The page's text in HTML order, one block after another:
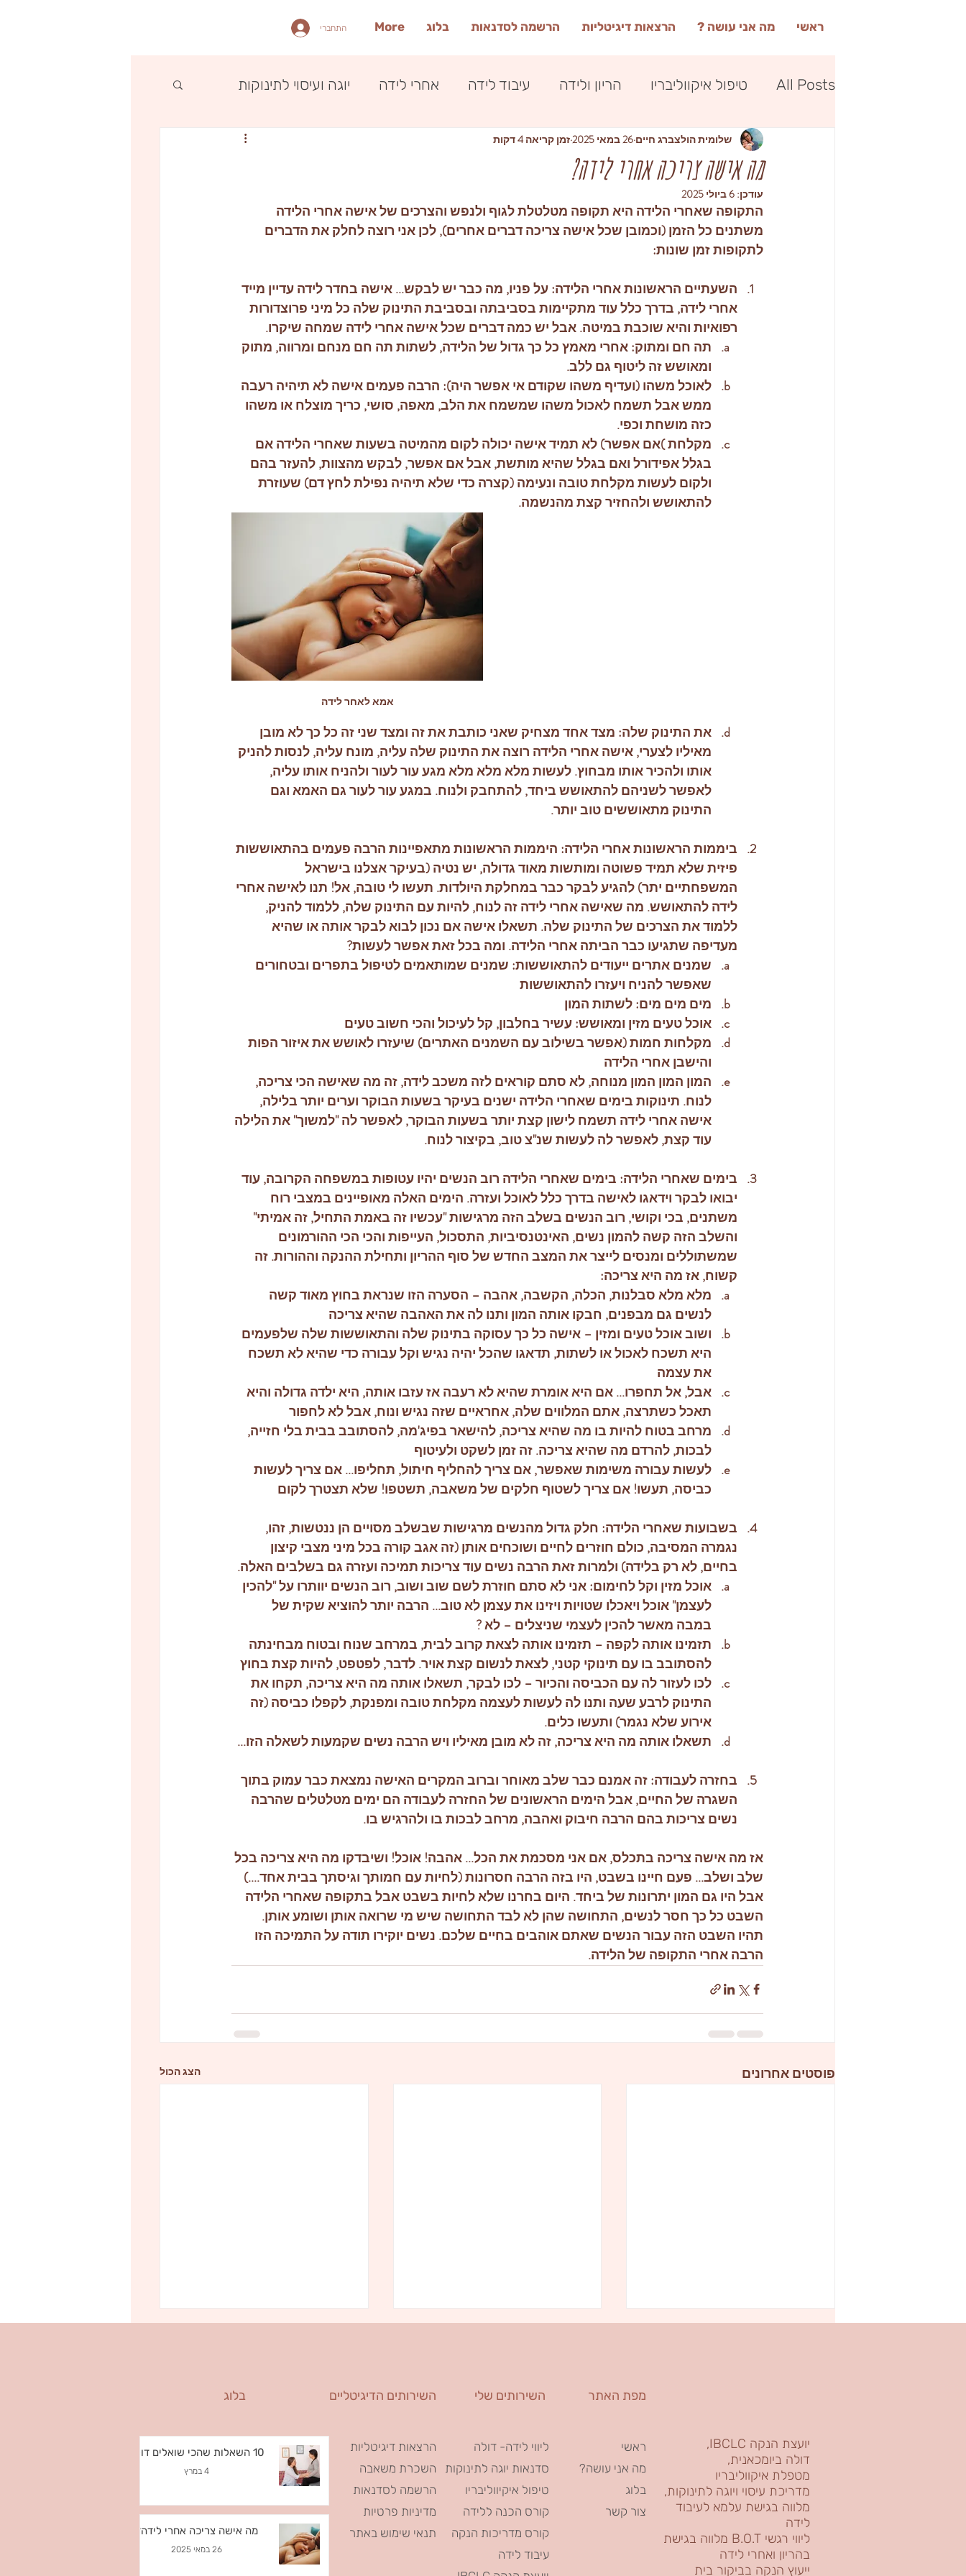
התחברי ראשי מה אני עושה ? הרצאות דיגיטליות הרשמה לסדנאות בלוג More
All Posts טיפול איקווליבריו הריון ולידה עיבוד לידה אחרי לידה יוגה ועיסוי לתינוקות
מה אישה צריכה אחרי לידה?
שלומית הולצברג חיים 26 במאי 2025 זמן קריאה 4 דקות
עודכן: 6 ביולי 2025
התקופה שאחרי הלידה היא תקופה מטלטלת לגוף ולנפש והצרכים של אישה אחרי הלידה
משתנים כל הזמן (וכמובן שכל אישה צריכה דברים אחרים), לכן אני רוצה לחלק את הדברים
לתקופות זמן שונות:
השעתיים הראשונות אחרי הלידה: על פניו, מה כבר יש לבקש... אישה בחדר לידה עדיין מייד
אחרי לידה, בדרך כלל עוד מתקיימות בסביבתה ובסביבת התינוק שלה כל מיני פרוצדורות
רפואיות והיא שוכבת במיטה. אבל יש כמה דברים שכל אישה אחרי לידה שמחה שיקרו.
תה חם ומתוק: אחרי מאמץ כל כך גדול של הלידה, לשתות תה חם מנחם ומרווה, מתוק
ומאושש זה ליטוף גם ללב.
לאוכל משהו (ועדיף משהו שקודם אי אפשר היה): הרבה פעמים אישה לא תיהיה רעבה
ממש אבל תשמח לאכול משהו שמשמח את הלב, מאפה, סושי, כריך מוצלח או משהו
כזה מושחת וכפי.
מקלחת )אם אפשר) לא תמיד אישה יכולה לקום מהמיטה בשעות שאחרי הלידה אם
בגלל אפידורל ואם בגלל שהיא מותשת, אבל אם אפשר, לבקש מהצוות, להעזר בהם
ולקום לעשות מקלחת טובה ונעימה (קצרה כדי שלא תיהיה נפילת לחץ דם) שעוזרת
להתאושש ולהחזיר קצת מהנשמה.
אמא לאחר לידה
את התינוק שלה: מצד אחד מצחיק שאני כותבת את זה ומצד שני זה כל כך לא מובן
מאיליו לצערי, אישה אחרי הלידה רוצה את התינוק שלה עליה, מונח עליה, לנסות להניק
אותו ולהכיר אותו מבחוץ. לעשות מלא מלא מלא מגע עור לעור ולהניח אותו עליה,
לאפשר לשניהם להתאושש ביחד, להתחבק ולנוח. במגע עור לעור גם האמא וגם
התינוק מתאוששים טוב יותר.
ביממות הראשונות אחרי הלידה: היממות הראשונות מתאפיינות הרבה פעמים בהתאוששות
פיזית שלא תמיד פשוטה ומותשות מאוד גדולה, יש נטיה (בעיקר אצלנו בישראל
המשפחתיים יתר) להגיע לבקר כבר במחלקת היולדות. תעשו לי טובה, אל! תנו לאישה אחרי
לידה להתאושש. מה שאישה אחרי לידה זה לנוח, להיות עם התינוק שלה, ללמוד להניק,
ללמוד את הצרכים של התינוק שלה. תשאלו אישה אם נכון לבוא לבקר אותה או שהיא
מעדיפה שתגיעו כבר הביתה אחרי הלידה. ומה בכל זאת אפשר לעשות?
שמנים אתרים ייעודים להתאוששות: שמנים שמותאמים לטיפול בתפרים ובטחורים
שאפשר להניח ויעזרו להתאוששות
מים מים מים: לשתות המון
אוכל טעים מזין ומאושש: עשיר בחלבון, קל לעיכול והכי חשוב טעים
מקלחות חמות (אפשר בשילוב עם השמנים האתרים) שיעזרו לאושש את איזור הפות
והישבן אחרי הלידה
המון המון המון מנוחה, לא סתם קוראים לזה משכב לידה, זה מה שאישה הכי צריכה,
לנוח. תינוקות בימים שאחרי הלידה ישנים בעיקר בשעות הבוקר וערים יותר בלילה,
אישה אחרי לידה תשמח לישון קצת יותר בשעות הבוקר, לאפשר לה "למשוך" את הלילה
עוד קצת, לאפשר לה לעשות שנ"צ טוב, בקיצור לנוח.
בימים שאחרי הלידה: בימים שאחרי הלידה רוב הנשים יהיו עטופות במשפחה הקרובה, עוד
יבואו לבקר וידאגו לאישה בדרך כלל לאוכל ועזרה. הימים האלה מאופיינים במצבי רוח
משתנים, בכי וקושי, רוב הנשים בשלב הזה מרגישות "עכשיו זה באמת התחיל, זה אמיתי"
והשלב הזה קשה להמון נשים, האינטנסיביות, התסכול, העייפות והכי הכי ההורמונים
שמשתוללים ומנסים לייצר את המצב החדש של סוף ההריון ותחילת ההנקה וההורות. זה
קשוח, אז מה היא צריכה:
מלא מלא סבלנות, הכלה, הקשבה, אהבה – הסערה הזו שנראת בחוץ מאוד קשה
לנשים גם מבפנים, חבקו אותה המון ותנו לה את האהבה שהיא צריכה
ושוב אוכל טעים ומזין – אישה כל כך עסוקה בתינוק שלה והתאוששות שלה שלפעמים
היא תשכח לאכול או לשתות, תדאגו שהכל יהיה נגיש וקל עבורה כדי שהיא לא תשכח
את עצמה
אבל, אל תחפרו... אם היא אומרת שהיא לא רעבה אז עזבו אותה, היא ילדה גדולה והיא
תאכל כשתרצה, אתם המלווים שלה, אחראיים שזה נגיש ונוח, אבל לא לחפור
מרחב בטוח להיות בו מה שהיא צריכה, להישאר בפיג'מה, להסתובב בבית בלי חזייה,
לבכות, להרדם מה שהיא צריכה. זה זמן לשקט ולעיטוף
לעשות עבורה משימות שאפשר, אם צריך להחליף חיתול, תחליפו... אם צריך לעשות
כביסה, תעשו! אם צריך לשטוף חלקים של משאבה, תשטפו! שלא תצטרך לקום
בשבועות שאחרי הלידה: חלק גדול מהנשים מרגישות שבשלב מסויים הן ננטשות, זהו,
נגמרה המסיבה, כולם חוזרים לחיים ושוכחים אותן (זה אגב קורה בכל מיני מצבי קיצון
בחיים, לא רק בלידה) ולמרות זאת הרבה נשים עוד צריכות תמיכה ועזרה גם בשלבים האלה.
אוכל מזין וקל לחימום: אני לא סתם חוזרת לשם שוב ושוב, רוב הנשים יוותרו על "להכין
לעצמן" אוכל ויאכלו שטויות ויזינו את עצמן לא טוב... הרבה יותר להוציא שקית של
במבה מאשר להכין לעצמי שניצלים – לא ?
תזמינו אותה לקפה – תזמינו אותה לצאת קרוב לבית, במרחב שנוח ובטוח מבחינתה
להסתובב בו עם תינוקי קטני, לצאת לנשום קצת אויר. לדבר, לפטפט, להיות קצת בחוץ
לכו לעזור לה עם הכביסה והכיור – לכו לבקר, תשאלו אותה מה היא צריכה, תקחו את
התינוק לרבע שעה ותנו לה לעשות לעצמה מקלחת טובה ומפנקת, לקפלו כביסה (זה
אירוע שלא נגמר) ותעשו כלים.
תשאלו אותה מה היא צריכה, זה לא מובן מאיליו ויש הרבה נשים שקמעות לשאלה הזו...
בחזרה לעבודה: זה אמנם כבר שלב מאוחר וברוב המקרים האישה נמצאת כבר עמוק בתוך
השגרה של החיים, אבל הימים הראשונים של החזרה לעבודה הם ימים מטלטלים שהרבה
נשים צריכות בהם הרבה חיבוק ואהבה, מרחב לבכות בו ולהרגיש בו.
אז מה אישה צריכה בתכלס, אם אני מסכמת את הכל... אהבה! אוכל! ושיבדקו מה היא צריכה בכל
שלב ושלב... פעם חיינו בשבט, היו בזה הרבה חסרונות (לחיות עם חמותך וגיסתך בבית אחד....)
אבל היו גם המון יתרונות של ביחד. היום בחרנו שלא לחיות בשבט אבל בתקופה שאחרי הלידה
השבט כל כך חסר לנשים, התחושה שהן לא לבד התחושה שיש מי שרואה אותן ושומע אותן.
תהיו השבט הזה עבור הנשים שאתם אוהבים בחיים שלכם. נשים יוקירו תודה על התמיכה הזו
הרבה אחרי התקופה של הלידה.
פוסטים אחרונים הצג הכול
אילו יכולתי ללמד את כל הנשים רק דברים אחד על
הנקה
10 השאלות שהכי שואלים דולה
4 במרץ
מה אישה צריכה אחרי לידה?
26 במאי 2025
הרצאות דיגיטליות
השכרת משאבה
הרשמה לסדנאות
מדיניות פרטיות
תנאי שימוש באתר
ליווי לידה- דולה
סדנאות יוגה לתינוקות
טיפול איקיווליבריו
קורס הכנה ללידה
קורס מדריכות הנקה
עיבוד לידה
ראשי
מה אני עושה?
בלוג
צור קשר
יועצת הנקה IBCLC,
דולה ביומכאנית,
מטפלת איקווליבריו
מדריכת עיסוי ויוגה לתינוקות,
מלווה בגישת עלמא לעיבוד
לידה
מלווה בגישת B.O.T ליווי רגשי
בהריון ואחרי לידה
ייעוץ הנקה בביקור בית
השירותים שלי השירותים הדיגיטליים בלוג מפת האתר